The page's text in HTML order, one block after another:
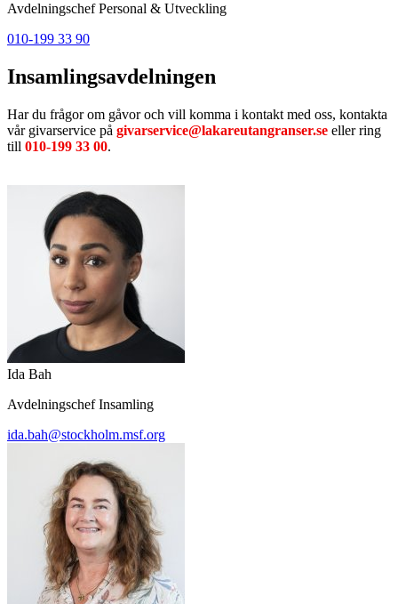
Avdelningschef Personal & Utveckling
010-199 33 90
Insamlingsavdelningen
Har du frågor om gåvor och vill komma i kontakt med oss, kontakta
vår givarservice på givarservice@lakareutangranser.se eller ring
till 010-199 33 00.
Ida Bah
Avdelningschef Insamling
ida.bah@stockholm.msf.org